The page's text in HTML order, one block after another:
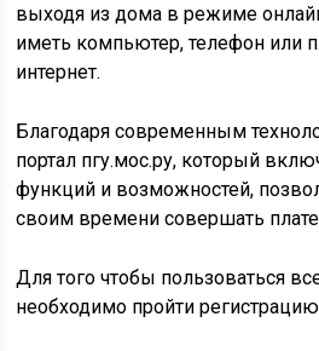
выходя из дома в режиме
иметь компьютер, телефон или
интернет.
Благодаря современным
портал пгу.мос.ру, который
функций и возможностей,
своим времени совершать
Для того чтобы пользоваться
необходимо пройти